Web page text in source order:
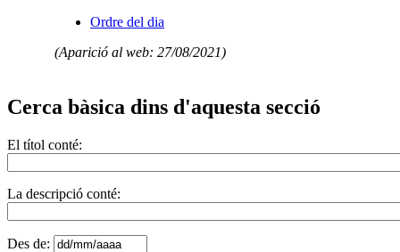
Ordre del dia
(Aparició al web: 27/08/2021)
Cerca bàsica dins d'aquesta secció
El títol conté:
La descripció conté:
Des de: